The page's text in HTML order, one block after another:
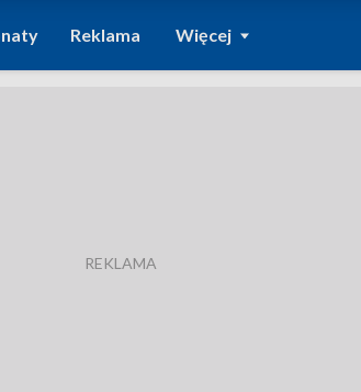
Reklama Więcej